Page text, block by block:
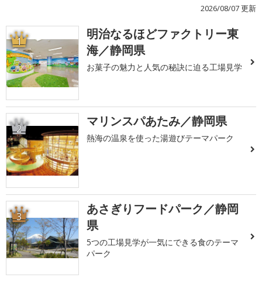
2026/08/07 更新
1
明治なるほどファクトリー東
海／静岡県
お菓子の魅力と人気の秘訣に迫る工場見学
2 マリンスパあたみ／静岡県
熱海の温泉を使った湯遊びテーマパーク
3
あさぎりフードパーク／静岡
県
5つの工場見学が一気にできる食のテーマ
パーク